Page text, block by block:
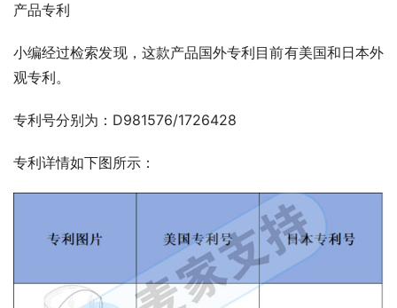
产品专利
小编经过检索发现，这款产品国外专利目前有美国和日本外
观专利。
专利号分别为：D981576/1726428
专利详情如下图所示：